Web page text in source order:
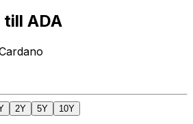
till ADA
2Y 5Y 10Y